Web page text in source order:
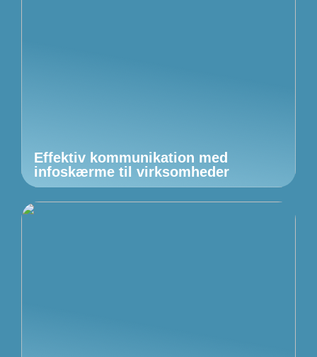
Effektiv kommunikation med
infoskærme til virksomheder